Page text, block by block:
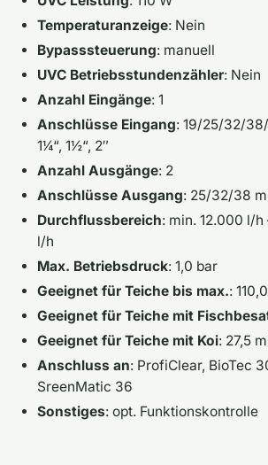
Temperaturanzeige: Nein
Bypasssteuerung: manuell
UVC Betriebsstundenzähler: Nein
Anzahl Eingänge: 1
Anschlüsse Eingang: 19/25/32/
1¼“, 1½“, 2″
Anzahl Ausgänge: 2
Anschlüsse Ausgang: 25/32/38
Durchflussbereich: min. 12.000 l/
l/h
Max. Betriebsdruck: 1,0 bar
Geeignet für Teiche bis max.:
Geeignet für Teiche mit
Geeignet für Teiche mit Koi: 27,5
Anschluss an: ProfiClear, BioTec
SreenMatic 36
Sonstiges: opt. Funktionskontrolle